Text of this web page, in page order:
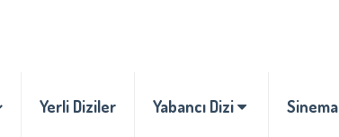
Yerli Diziler Yabancı Dizi Sinema